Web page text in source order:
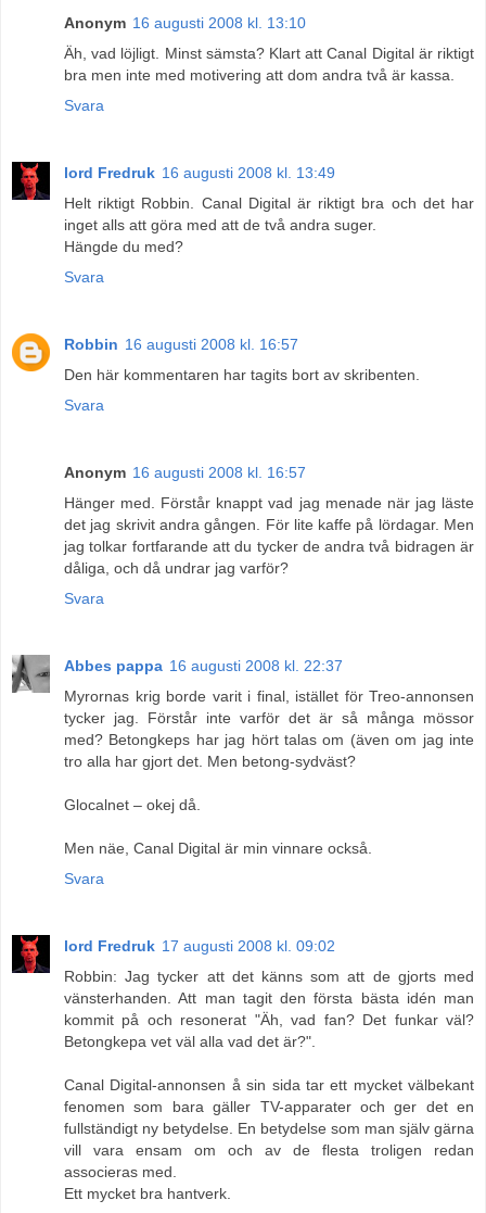
Anonym 16 augusti 2008 kl. 13:10
Äh, vad löjligt. Minst sämsta? Klart att Canal Digital är riktigt
bra men inte med motivering att dom andra två är kassa.
Svara
lord Fredruk 16 augusti 2008 kl. 13:49
Helt riktigt Robbin. Canal Digital är riktigt bra och det har
inget alls att göra med att de två andra suger.
Hängde du med?
Svara
Robbin 16 augusti 2008 kl. 16:57
Den här kommentaren har tagits bort av skribenten.
Svara
Anonym 16 augusti 2008 kl. 16:57
Hänger med. Förstår knappt vad jag menade när jag läste
det jag skrivit andra gången. För lite kaffe på lördagar. Men
jag tolkar fortfarande att du tycker de andra två bidragen är
dåliga, och då undrar jag varför?
Svara
Abbes pappa 16 augusti 2008 kl. 22:37
Myrornas krig borde varit i final, istället för Treo-annonsen
tycker jag. Förstår inte varför det är så många mössor
med? Betongkeps har jag hört talas om (även om jag inte
tro alla har gjort det. Men betong-sydväst?
Glocalnet – okej då.
Men näe, Canal Digital är min vinnare också.
Svara
lord Fredruk 17 augusti 2008 kl. 09:02
Robbin: Jag tycker att det känns som att de gjorts med
vänsterhanden. Att man tagit den första bästa idén man
kommit på och resonerat "Äh, vad fan? Det funkar väl?
Betongkepa vet väl alla vad det är?".
Canal Digital-annonsen å sin sida tar ett mycket välbekant
fenomen som bara gäller TV-apparater och ger det en
fullständigt ny betydelse. En betydelse som man själv gärna
vill vara ensam om och av de flesta troligen redan
associeras med.
Ett mycket bra hantverk.